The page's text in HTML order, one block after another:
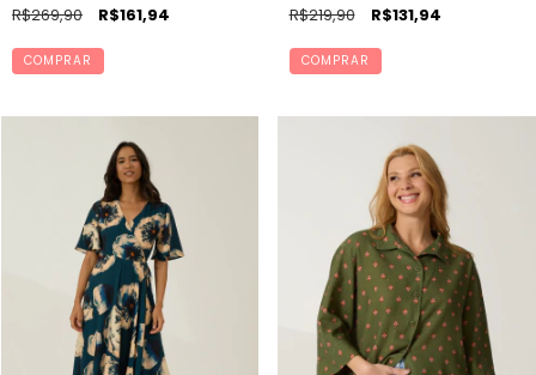
R$269,90 R$161,94
COMPRAR
R$219,90 R$131,94
COMPRAR